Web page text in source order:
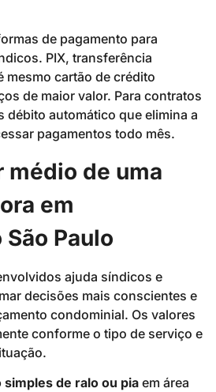
de pagamento para
PIX, transferência
mesmo cartão de crédito
de maior valor. Para contratos
débito automático que elimina a
pagamentos todo mês.
médio de uma
em
Paulo
ajuda síndicos e
decisões mais conscientes e
condominial. Os valores
conforme o tipo de serviço e
de ralo ou pia em área